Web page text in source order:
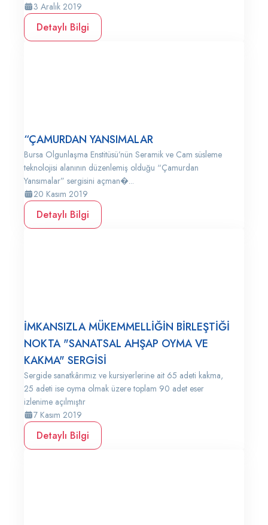
3 Aralık 2019
Detaylı Bilgi
“ÇAMURDAN YANSIMALAR
Bursa Olgunlaşma Enstitüsü’nün Seramik ve Cam süsleme
teknolojisi alanının düzenlemiş olduğu “Çamurdan
Yansımalar” sergisini açman�...
20 Kasım 2019
Detaylı Bilgi
İMKANSIZLA MÜKEMMELLİĞİN BİRLEŞTİĞİ
NOKTA "SANATSAL AHŞAP OYMA VE
KAKMA" SERGİSİ
Sergide sanatkârımız ve kursiyerlerine ait 65 adeti kakma,
25 adeti ise oyma olmak üzere toplam 90 adet eser
izlenime açılmıştır
7 Kasım 2019
Detaylı Bilgi